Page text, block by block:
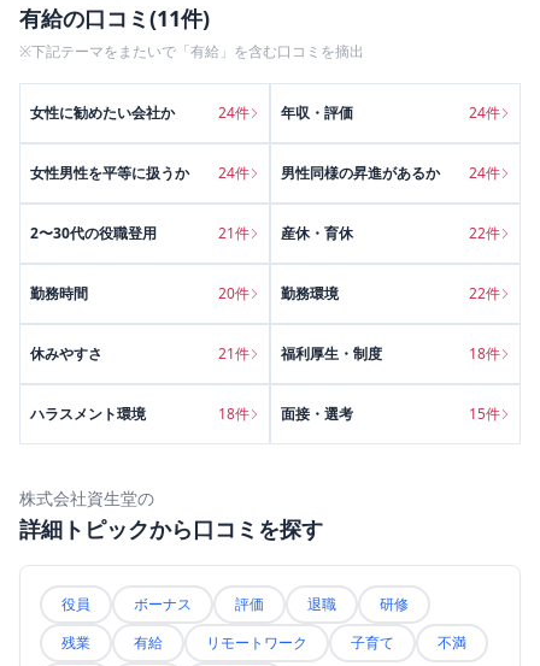
有給の口コミ(11件)
※下記テーマをまたいで「有給 」を含む口コミを摘出
女性に勧めたい会社か 24件 年収・評価 24件
女性男性を平等に扱うか 24件 男性同様の昇進があるか 24件
2〜30代の役職登用 21件 産休・育休 22件
勤務時間 20件 勤務環境 22件
休みやすさ 21件 福利厚生・制度 18件
ハラスメント環境 18件 面接・選考 15件
株式会社資生堂の
詳細トピックから口コミを探す
役員 ボーナス 評価 退職
研修
残業
有給 リモートワーク 子育て
不満